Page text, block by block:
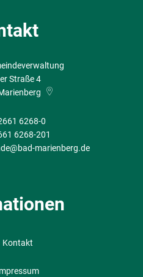
Straße 4
6268-0
6268-201
marienberg.de
Kontakt